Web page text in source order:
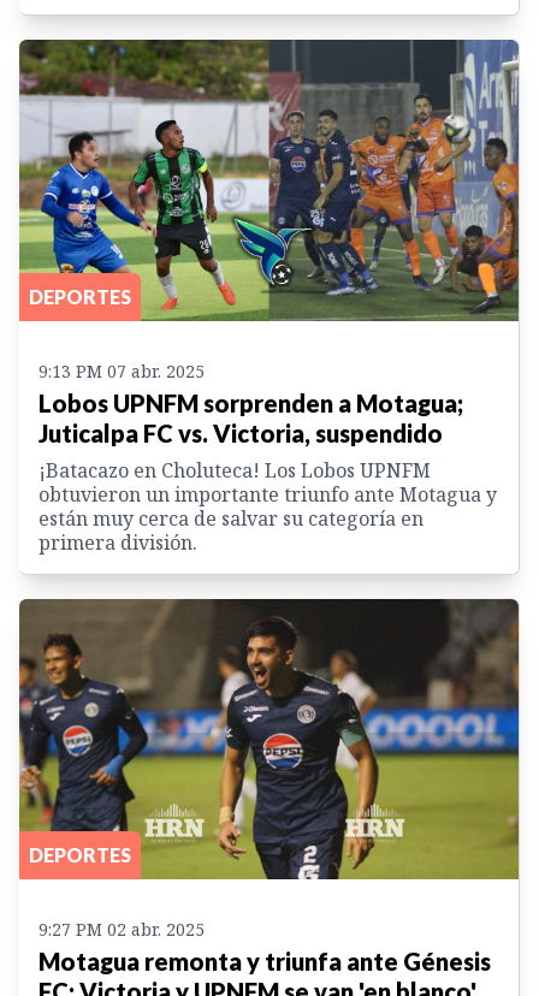
DEPORTES
9:13 PM 07 abr. 2025
Lobos UPNFM sorprenden a Motagua;
Juticalpa FC vs. Victoria, suspendido
¡Batacazo en Choluteca! Los Lobos UPNFM
obtuvieron un importante triunfo ante Motagua y
están muy cerca de salvar su categoría en
primera división.
DEPORTES
9:27 PM 02 abr. 2025
Motagua remonta y triunfa ante Génesis